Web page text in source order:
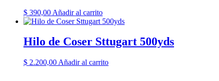
$ 390,00 Añadir al carrito
Hilo de Coser Sttugart 500yds
$ 2.200,00 Añadir al carrito